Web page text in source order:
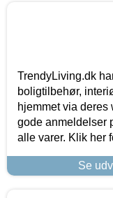
TrendyLiving.dk
boligtilbehør,
hjemmet via
gode anmeldelser
alle varer. Klik her
Se